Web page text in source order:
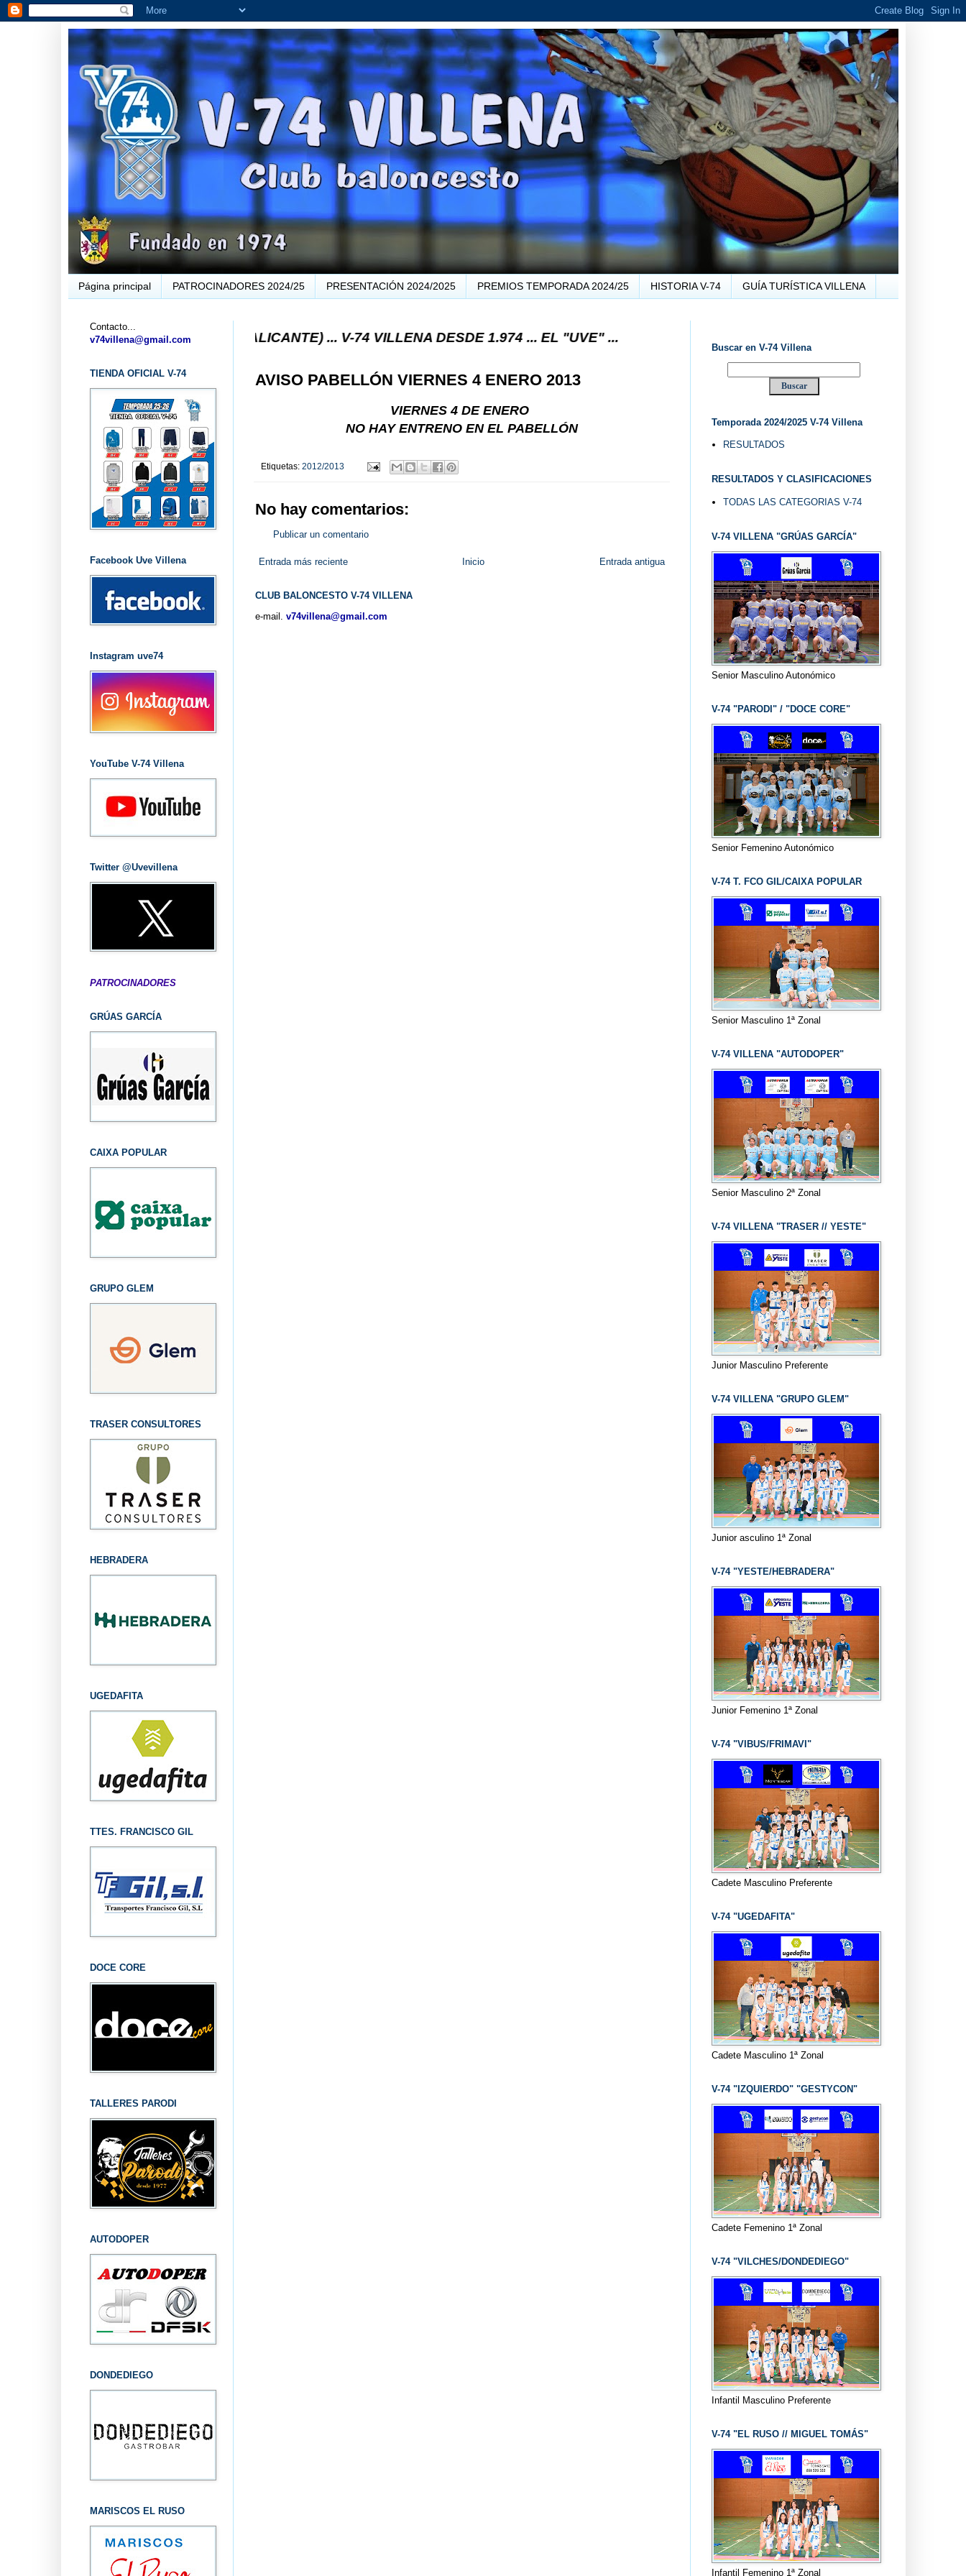
Página principal PATROCINADORES 2024/25 PRESENTACIÓN 2024/2025 PREMIOS TEMPORADA 2024/25 HISTORIA V-74 GUÍA TURÍSTICA VILLENA
V-74 VILLENA (ALICANTE) ... V-74 VILLENA DESDE 1.974 ... EL "UVE" ...
AVISO PABELLÓN VIERNES 4 ENERO 2013
VIERNES 4 DE ENERO
NO HAY ENTRENO EN EL PABELLÓN
Etiquetas: 2012/2013
No hay comentarios:
Publicar un comentario
Entrada más reciente Entrada antigua
Inicio
CLUB BALONCESTO V-74 VILLENA
e-mail. v74villena@gmail.com
Contacto...
v74villena@gmail.com
TIENDA OFICIAL V-74
Facebook Uve Villena
Instagram uve74
YouTube V-74 Villena
Twitter @Uvevillena
PATROCINADORES
GRÚAS GARCÍA
CAIXA POPULAR
GRUPO GLEM
TRASER CONSULTORES
HEBRADERA
UGEDAFITA
TTES. FRANCISCO GIL
DOCE CORE
TALLERES PARODI
AUTODOPER
DONDEDIEGO
MARISCOS EL RUSO
Buscar en V-74 Villena
Temporada 2024/2025 V-74 Villena
RESULTADOS
RESULTADOS Y CLASIFICACIONES
TODAS LAS CATEGORIAS V-74
V-74 VILLENA "GRÚAS GARCÍA"
Senior Masculino Autonómico
V-74 "PARODI" / "DOCE CORE"
Senior Femenino Autonómico
V-74 T. FCO GIL/CAIXA POPULAR
Senior Masculino 1ª Zonal
V-74 VILLENA "AUTODOPER"
Senior Masculino 2ª Zonal
V-74 VILLENA "TRASER // YESTE"
Junior Masculino Preferente
V-74 VILLENA "GRUPO GLEM"
Junior asculino 1ª Zonal
V-74 "YESTE/HEBRADERA"
Junior Femenino 1ª Zonal
V-74 "VIBUS/FRIMAVI"
Cadete Masculino Preferente
V-74 "UGEDAFITA"
Cadete Masculino 1ª Zonal
V-74 "IZQUIERDO" "GESTYCON"
Cadete Femenino 1ª Zonal
V-74 "VILCHES/DONDEDIEGO"
Infantil Masculino Preferente
V-74 "EL RUSO // MIGUEL TOMÁS"
Infantil Femenino 1ª Zonal